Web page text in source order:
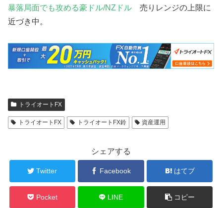
暴落局面でも攻める豪ドル/NZドル 売りレンジの上限に
近づき中。
トライオートFX
トライオートFX トライオートFX鈴 資産運用
シェアする
Twitter Facebook はてブ
Pocket LINE コピー